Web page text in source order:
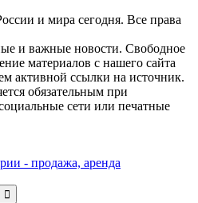
и мира сегодня. Все права
и важные новости. Свободное
материалов с нашего сайта
активной ссылки на источник.
обязательным при
сети или печатные